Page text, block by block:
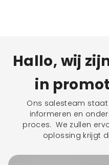
Hallo, wij
in
Ons salesteam
informeren en
proces. We zullen
oplossing krijgt